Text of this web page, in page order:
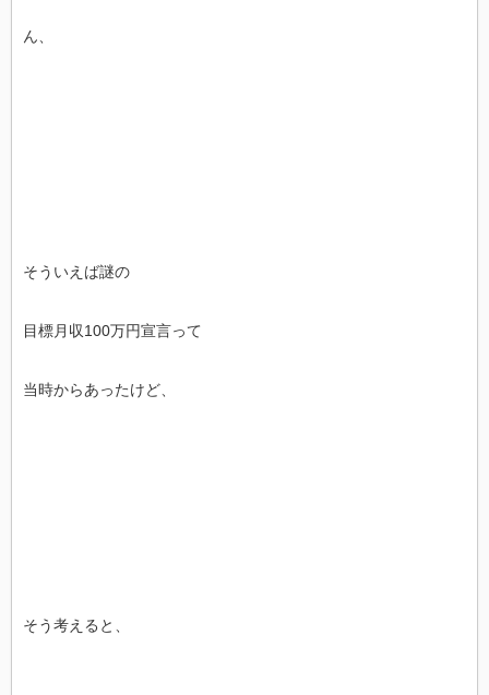
ん、
そういえば謎の
目標月収100万円宣言って
当時からあったけど、
そう考えると、